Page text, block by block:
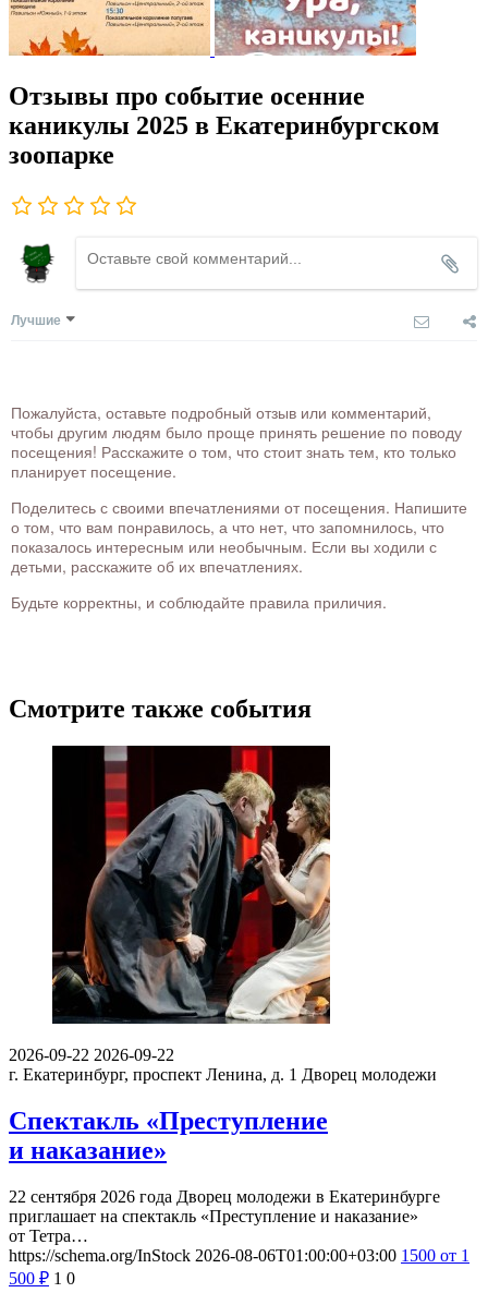
Отзывы про событие осенние
каникулы 2025 в Екатеринбургском
зоопарке
Лучшие
Пожалуйста, оставьте подробный отзыв или комментарий,
чтобы другим людям было проще принять решение по поводу
посещения! Расскажите о том, что стоит знать тем, кто только
планирует посещение.
Поделитесь с своими впечатлениями от посещения. Напишите
о том, что вам понравилось, а что нет, что запомнилось, что
показалось интересным или необычным. Если вы ходили с
детьми, расскажите об их впечатлениях.
Будьте корректны, и соблюдайте правила приличия.
Смотрите также события
2026-09-22 2026-09-22
г. Екатеринбург, проспект Ленина, д. 1 Дворец молодежи
Спектакль «Преступление
и наказание»
22 сентября 2026 года Дворец молодежи в Екатеринбурге
приглашает на спектакль «Преступление и наказание»
от Тетра…
https://schema.org/InStock 2026-08-06T01:00:00+03:00 1500 от 1
500 ₽ 1 0